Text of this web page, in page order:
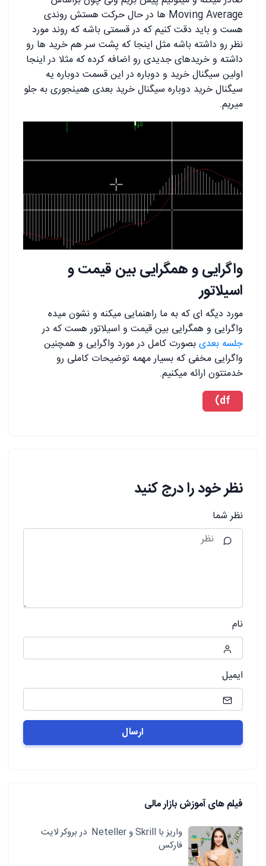
Moving Average ها در حال حرکت هستش روندی
هست و باید دقت کنیم که در قسمتی باشه که روند مورد
نظر رو داشته باشه مثل اینجا که پشت سر هم خرید ها رو
داشته و خریدهای جدیدی رو اضافه کرده که مثلا در اینجا
اولین سیگنال خرید و دوباره در این قسمت دوباره یه
سیگنال خرید دوباره سیگنال خرید بعدی همینجوری به جلو
میریم.
واگرایی و همگرایی بین قیمت و
اسیلاتور
مورد دیگه ای که به ما راهنمایی میکنه و نشون میده
واگرایی و همگرایی بین قیمت و اسیلاتور هست که در
جلسه بعدیبصورت کامل در مورد واگرایی و همچنین
واگرایی مخفی که بسیار مهمه توضیحات کاملی رو
خدمتتون ارائه میکنیم.
df)
نظر خود را درج کنید
نظر شما
نام
ایمیل
فیلم های آموزش بازار مالی
واریز با Skrill و Neteller در بروکر لایت
فارکس